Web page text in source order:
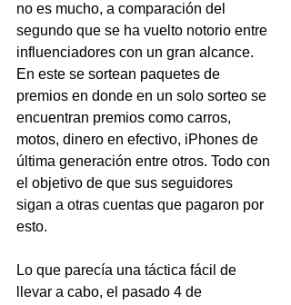
no es mucho, a comparación del
segundo que se ha vuelto notorio entre
influenciadores con un gran alcance.
En este se sortean paquetes de
premios en donde en un solo sorteo se
encuentran premios como carros,
motos, dinero en efectivo, iPhones de
última generación entre otros. Todo con
el objetivo de que sus seguidores
sigan a otras cuentas que pagaron por
esto.
Lo que parecía una táctica fácil de
llevar a cabo, el pasado 4 de